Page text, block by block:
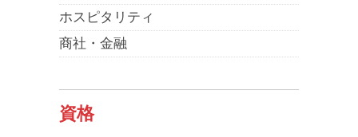
ホスピタリティ
商社・金融
資格